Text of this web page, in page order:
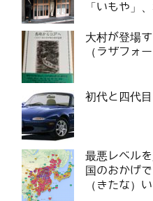
「いもや」
大村が登場
（ラザフォ
初代と四代
最悪レベル
国のおかげ
（きたな）い